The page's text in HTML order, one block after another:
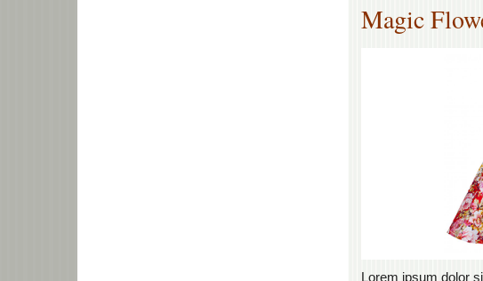
Magic
Lorem ipsum dolor